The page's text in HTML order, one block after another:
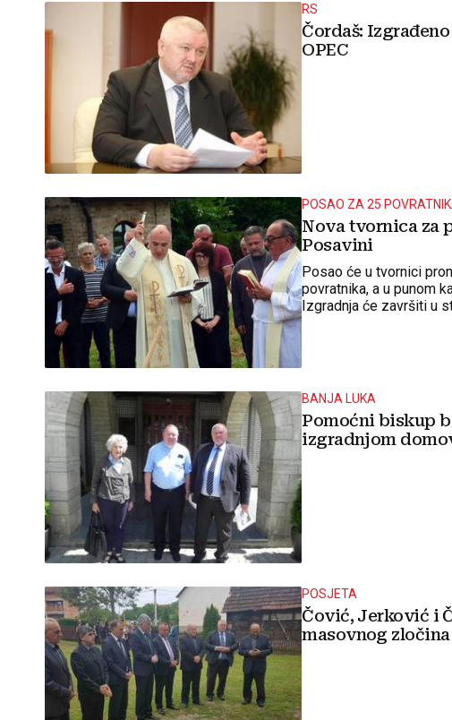
RS
Čordaš:
OPEC
POSAO ZA 25
Nova tvornica za
Posavini
Posao će u tvornici
povratnika, a u punom
Izgradnja će završiti u
BANJA LUKA
Pomoćni biskup
izgradnjom
POSJETA
Čović, Jerković i
masovnog